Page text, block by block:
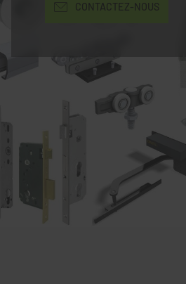
CONTACTEZ-NOUS